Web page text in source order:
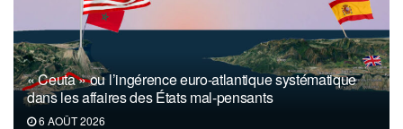
« Ceuta » ou l’ingérence euro-atlantique systématique
dans les affaires des États mal-pensants
6 AOÛT 2026